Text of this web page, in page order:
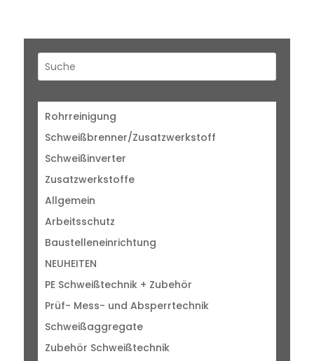
Rohrreinigung
Schweißbrenner/Zusatzwerkstoff
Schweißinverter
Zusatzwerkstoffe
Allgemein
Arbeitsschutz
Baustelleneinrichtung
NEUHEITEN
PE Schweißtechnik + Zubehör
Prüf- Mess- und Absperrtechnik
Schweißaggregate
Zubehör Schweißtechnik